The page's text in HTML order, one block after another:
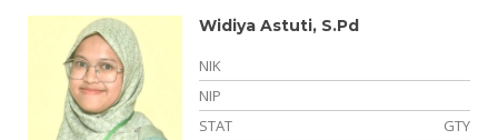
Widiya Astuti, S.Pd
NIK
NIP
STAT
GTY